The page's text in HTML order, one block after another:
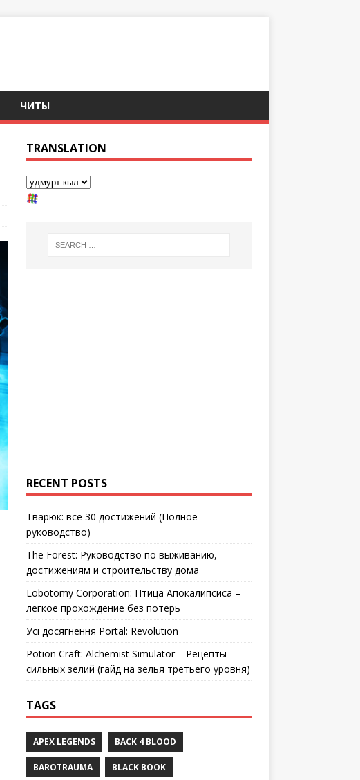
ЧИТЫ
TRANSLATION
RECENT POSTS
Тварюк: все 30 достижений (Полное
руководство)
The Forest: Руководство по выживанию,
достижениям и строительству дома
Lobotomy Corporation: Птица Апокалипсиса –
легкое прохождение без потерь
Усі досягнення Portal: Revolution
Potion Craft: Alchemist Simulator – Рецепты
сильных зелий (гайд на зелья третьего уровня)
TAGS
APEX LEGENDS BACK 4 BLOOD
BAROTRAUMA BLACK BOOK